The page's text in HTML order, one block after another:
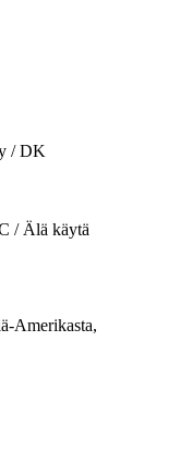
/ DK
/ Älä käytä
Amerikasta,